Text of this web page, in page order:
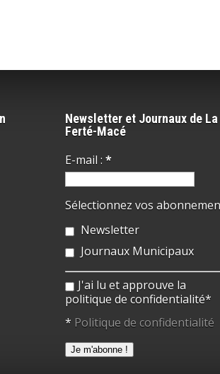
Newsletter et Journaux de La
Ferté-Macé
E-mail : *
Sélectionnez vos
Newsletter
Journaux Municipaux
J'ai lu et approuve la
politique de confidentialité*
* Politique de confidentialité